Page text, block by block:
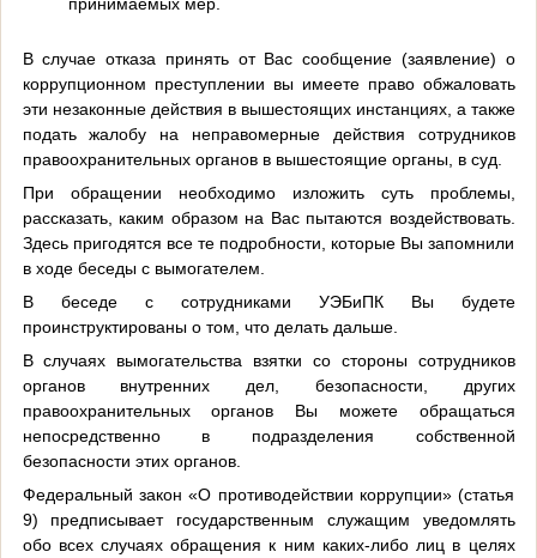
В случае отказа принять от Вас сообщение (заявление) о
коррупционном преступлении вы имеете право обжаловать
эти незаконные действия в вышестоящих инстанциях, а также
подать жалобу на неправомерные действия сотрудников
правоохранительных органов в вышестоящие органы, в суд.
При обращении необходимо изложить суть проблемы,
рассказать, каким образом на Вас пытаются воздействовать.
Здесь пригодятся все те подробности, которые Вы запомнили
в ходе беседы с вымогателем.
В беседе с сотрудниками УЭБиПК Вы будете
проинструктированы о том, что делать дальше.
В случаях вымогательства взятки со стороны сотрудников
органов внутренних дел, безопасности, других
правоохранительных органов Вы можете обращаться
непосредственно в подразделения собственной
безопасности этих органов.
Федеральный закон «О противодействии коррупции» (статья
9) предписывает государственным служащим уведомлять
обо всех случаях обращения к ним каких-либо лиц в целях